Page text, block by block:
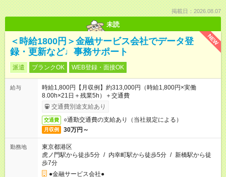
掲載日：2026.08.07
未読
NEW
＜時給1800円＞金融サービス会社でデータ登
録・更新など♩事務サポート
派遣 ブランクOK WEB登録・面接OK
給与
時給1,800円【月収例】約313,000円（時給1,800円×実働
8.00h×21日＋残業5h）＋交通費
交通費別途支給あり
交通費 ○通勤交通費の支給あり（当社規定による）
月収例 30万円～
勤務地
東京都港区
虎ノ門駅から徒歩5分 / 内幸町駅から徒歩5分 / 新橋駅から徒
歩7分
●金融サービス会社●